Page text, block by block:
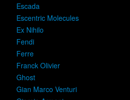
Escada
Escentric Molecules
Ex Nihilo
Fendi
Ferre
Franck Olivier
Ghost
Gian Marco Venturi